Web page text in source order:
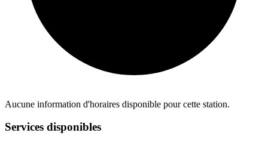
Aucune information d'horaires disponible pour cette station.
Services disponibles